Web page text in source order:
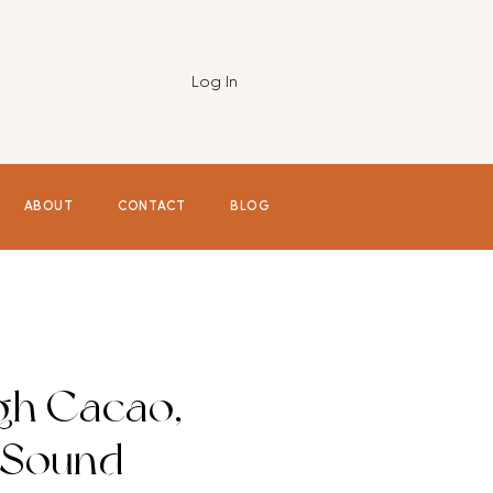
Log In
ABOUT CONTACT BLOG
Cacao,